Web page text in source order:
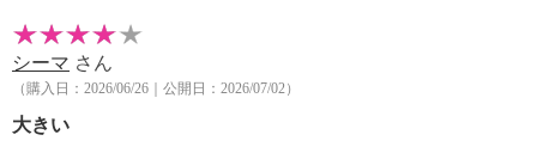
シーマ さん
（購入日：2026/06/26｜公開日：2026/07/02）
大きい